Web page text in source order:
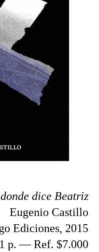
dice Beatriz
Eugenio Castillo
Ediciones, 2015
p. — Ref. $7.000